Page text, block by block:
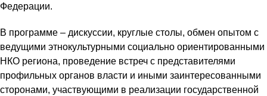
Федерации.
В программе – дискуссии, круглые столы, обмен опытом с
ведущими этнокультурными социально ориентированными
НКО региона, проведение встреч с представителями
профильных органов власти и иными заинтересованными
сторонами, участвующими в реализации государственной